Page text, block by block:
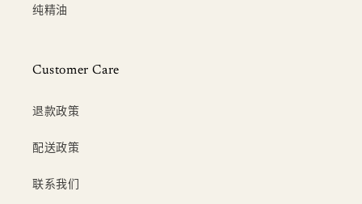
纯精油
Customer Care
退款政策
配送政策
联系我们